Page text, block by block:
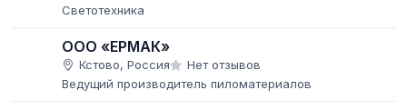
Светотехника
ООО «ЕРМАК»
Кстово, Россия
Нет отзывов
Ведущий производитель пиломатериалов